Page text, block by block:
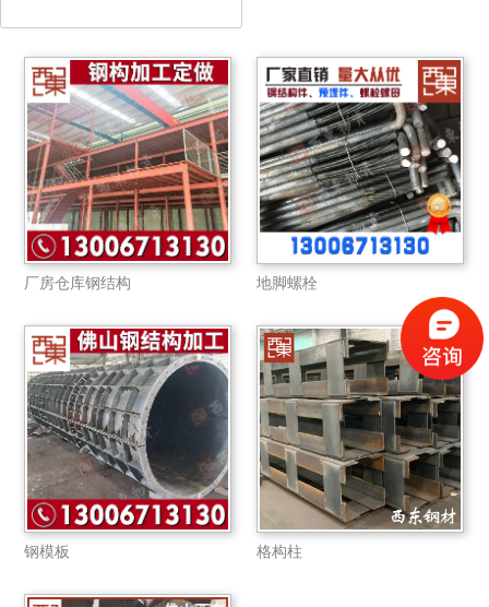
厂房仓库钢结构 地脚螺栓
钢模板 格构柱